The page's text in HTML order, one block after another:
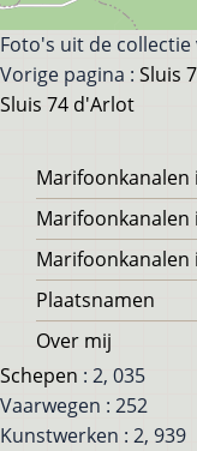
Foto's uit de collectie
Vorige pagina : Sluis
Sluis 74 d'Arlot
Voet
Marifoonkanalen
Marifoonkanalen
Marifoonkanalen
Plaatsnamen
Over mij
Schepen : 2, 035
Vaarwegen : 252
Kunstwerken : 2, 939